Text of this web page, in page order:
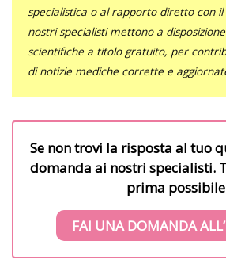
specialistica o al rapporto diretto con
nostri specialisti mettono a
scientifiche a titolo gratuito, per
di notizie mediche corrette e
Se non trovi la risposta al tuo
domanda ai nostri specialisti.
prima
FAI UNA DOMANDA